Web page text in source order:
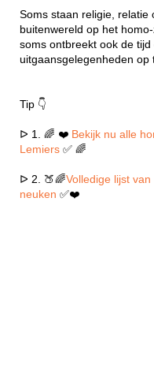
Soms staan religie, relatie
buitenwereld op het
soms ontbreekt ook de
uitgaansgelegenheden op
Tip 👇
ᐅ 1. 🌈 ❤️ Bekijk nu alle
Lemiers ✅ 🌈
ᐅ 2. 🍑🌈Volledige lijst
neuken ✅❤️